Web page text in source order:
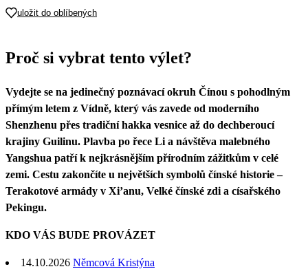
19
uložit do oblíbených
Proč si vybrat tento výlet?
Vydejte se na jedinečný poznávací okruh Čínou s pohodlným
přímým letem z Vídně, který vás zavede od moderního
Shenzhenu přes tradiční hakka vesnice až do dechberoucí
krajiny Guilinu. Plavba po řece Li a návštěva malebného
Yangshua patří k nejkrásnějším přírodním zážitkům v celé
zemi. Cestu zakončíte u největších symbolů čínské historie –
Terakotové armády v Xi’anu, Velké čínské zdi a císařského
Pekingu.
KDO VÁS BUDE PROVÁZET
14.10.2026 Němcová Kristýna